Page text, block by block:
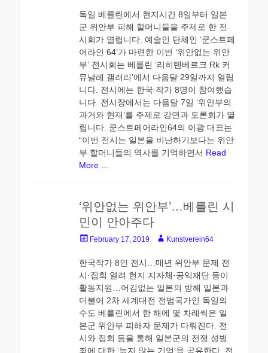
독일 베를린에서 현지시간 8일부터 일본
군 위안부 피해 할머니들을 주제로 한 전
시회가 열립니다. 예술인 단체인 ‘쿤스트페
어라인 64’가 마련한 이번 ‘위안없는 위안
부’ 전시회는 베를린 ‘리히텐베르크 Rk 커
뮤날레 갤러리’에서 다음달 29일까지 열립
니다. 전시에는 한국 작가 8명이 참여했습
니다. 전시장에서는 다음달 7일 ‘위안부의
과거와 현재’를 주제로 강연과 토론회가 열
립니다. 쿤스트페어라인64의 이광 대표는
“이번 전시는 일본을 비난하기보다는 위안
부 할머니들의 역사를 기억하면서 Read
More …
‘위안없는 위안부’…베를린 시
민이 안아주다
PostedFebruary 17, 2019 AuthorKunstverein64
한국작가 8인 전시…매년 위안부 문제 전
시·집회 열려 현지 지자체·공익재단 등이
활동지원…어김없는 일본의 방해 일본과
더불어 2차 세계대전 전범국가인 독일의
수도 베를린에서 한 해에 몇 차례씩은 일
본군 위안부 피해자 문제가 다뤄진다. 전
시와 집회 등을 통해 일본군의 전쟁 성범
죄에 대한 ‘늙지 않는 기억’을 공유한다. 전